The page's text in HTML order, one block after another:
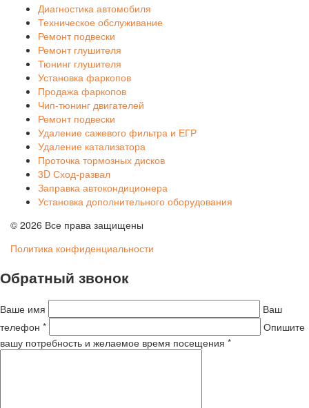
Диагностика автомобиля
Техническое обслуживание
Ремонт подвески
Ремонт глушителя
Тюнинг глушителя
Установка фаркопов
Продажа фаркопов
Чип-тюнинг двигателей
Ремонт подвески
Удаление сажевого фильтра и ЕГР
Удаление катализатора
Проточка тормозных дисков
3D Сход-развал
Заправка автокондиционера
Установка дополнительного оборудования
© 2026 Все права защищены
Политика конфиденциальности
Обратный звонок
Ваше имя
Ваш
телефон *
Опишите
вашу потребность и желаемое время посещения *